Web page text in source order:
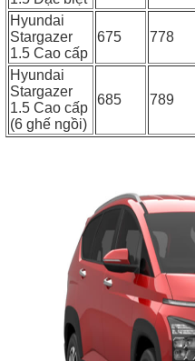
Hyundai
Stargazer
1.5 Cao cấp
675 778
Hyundai
Stargazer
1.5 Cao cấp
(6 ghế ngồi)
685 789